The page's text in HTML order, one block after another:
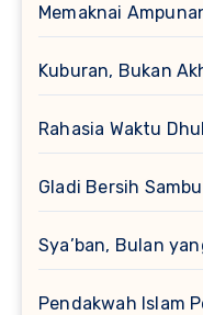
Memaknai
Kuburan, Bukan
Rahasia Waktu
Gladi Bersih
Sya’ban, Bulan
Pendakwah Islam